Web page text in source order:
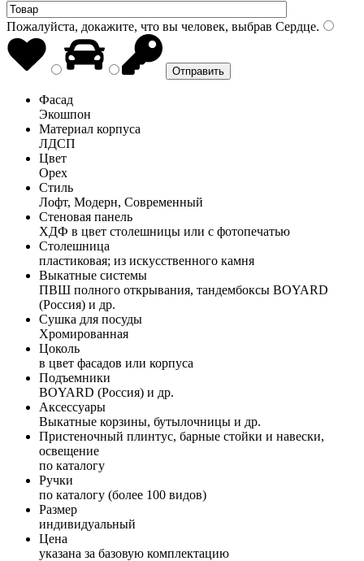
Пожалуйста, докажите, что вы человек, выбрав Сердце.
Фасад
Экошпон
Материал корпуса
ЛДСП
Цвет
Орех
Стиль
Лофт, Модерн, Современный
Стеновая панель
ХДФ в цвет столешницы или с фотопечатью
Столешница
пластиковая; из искусственного камня
Выкатные системы
ПВШ полного открывания, тандембоксы BOYARD
(Россия) и др.
Сушка для посуды
Хромированная
Цоколь
в цвет фасадов или корпуса
Подъемники
BOYARD (Россия) и др.
Аксессуары
Выкатные корзины, бутылочницы и др.
Пристеночный плинтус, барные стойки и навески,
освещение
по каталогу
Ручки
по каталогу (более 100 видов)
Размер
индивидуальный
Цена
указана за базовую комплектацию